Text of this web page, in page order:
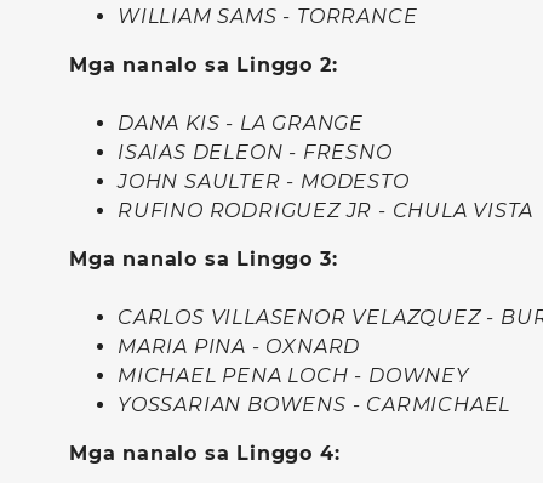
WILLIAM SAMS - TORRANCE
Mga nanalo sa Linggo 2:
DANA KIS - LA GRANGE
ISAIAS DELEON - FRESNO
JOHN SAULTER - MODESTO
RUFINO RODRIGUEZ JR - CHULA VISTA
Mga nanalo sa Linggo 3:
CARLOS VILLASENOR VELAZQUEZ -
MARIA PINA - OXNARD
MICHAEL PENA LOCH - DOWNEY
YOSSARIAN BOWENS - CARMICHAEL
Mga nanalo sa Linggo 4: